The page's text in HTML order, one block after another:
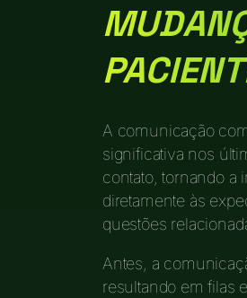
A comunicação
significativa nos
contato, tornando a
diretamente às
questões
Antes, a
resultando em filas